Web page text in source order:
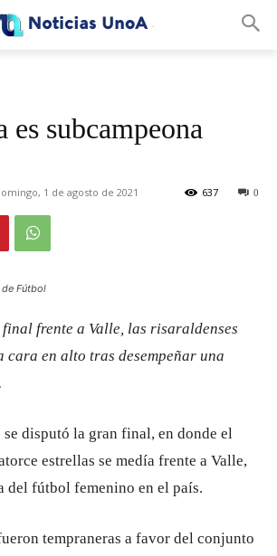
es subcampeona
1 de agosto de 2021 0
637
Fútbol
final frente a Valle, las risaraldenses
cara en alto tras desempeñar una
se disputó la gran final, en donde el
estrellas se medía frente a Valle,
del fútbol femenino en el país.
tempraneras a favor del conjunto